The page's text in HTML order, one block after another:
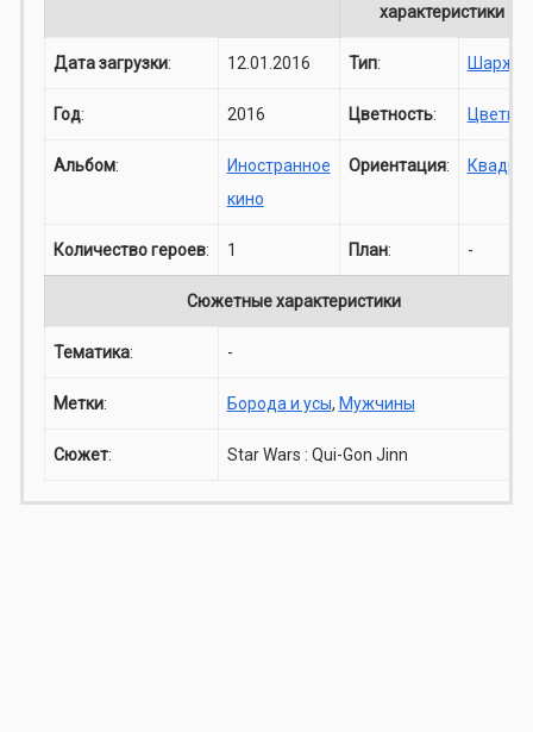
характеристики
Дата загрузки: 12.01.2016 Тип: Шарж
Год: 2016 Цветность:
Альбом:
Иностранное
кино
Ориентация:
Количество героев: 1 План: -
Сюжетные характеристики
Тематика: -
Метки: Борода и усы, Мужчины
Сюжет: Star Wars : Qui-Gon Jinn